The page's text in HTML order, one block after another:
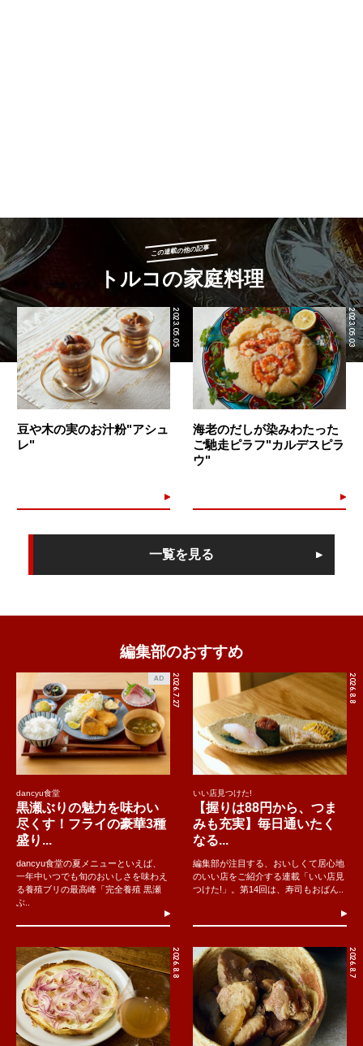
この連載の他の記事
トルコの家庭料理
2023.05.05
豆や木の実のお汁粉"アシュ
レ"
2023.05.03
海老のだしが染みわたった
ご馳走ピラフ"カルデスピラ
ウ"
一覧を見る
編集部のおすすめ
2026.7.27
AD
dancyu食堂
黒瀬ぶりの魅力を味わい
尽くす！フライの豪華3種
盛り...
dancyu食堂の夏メニューといえば、
一年中いつでも旬のおいしさを味わえ
る養殖ブリの最高峰「完全養殖 黒瀬
ぶ..
2026.8.8
いい店見つけた!
【握りは88円から、つま
みも充実】毎日通いたく
なる...
編集部が注目する、おいしくて居心地
のいい店をご紹介する連載「いい店見
つけた!」。第14回は、寿司もおばん..
2026.8.8 2026.8.7